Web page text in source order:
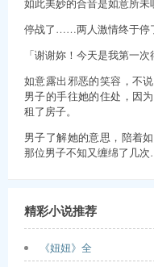
如此美妙的合音是如意所未
停战了……两人激情终于
「谢谢妳！今天是我第一
如意露出邪恶的笑容，不
男子的手往她的住处，因
租了房子。
男子了解她的意思，陪着
那位男子不知又缠绵了几
精彩小说推荐
《妞妞》全